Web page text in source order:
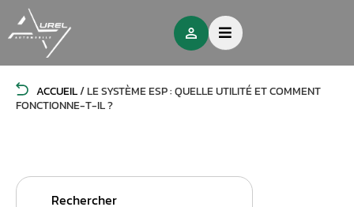
ACCUEIL/LE SYSTÈME ESP : QUELLE UTILITÉ ET COMMENT
FONCTIONNE-T-IL ?
Search